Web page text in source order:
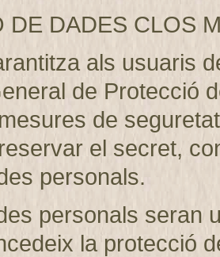
DE DADES CLOS
als usuaris
de Protecció
de
el secret,
personals.
personals seran
la protecció